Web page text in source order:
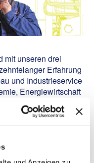
mit unseren drei
Erfahrung
und Industrieservice
Energiewirtschaft
Sie für unsere